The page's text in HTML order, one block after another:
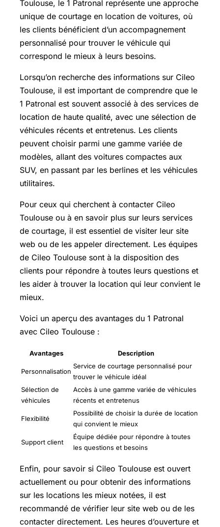
Toulouse, le 1 Patronal représente une approche
unique de courtage en location de voitures, où
les clients bénéficient d’un accompagnement
personnalisé pour trouver le véhicule qui
correspond le mieux à leurs besoins.
Lorsqu’on recherche des informations sur Cileo
Toulouse, il est important de comprendre que le
1 Patronal est souvent associé à des services de
location de haute qualité, avec une sélection de
véhicules récents et entretenus. Les clients
peuvent choisir parmi une gamme variée de
modèles, allant des voitures compactes aux
SUV, en passant par les berlines et les véhicules
utilitaires.
Pour ceux qui cherchent à contacter Cileo
Toulouse ou à en savoir plus sur leurs services
de courtage, il est essentiel de visiter leur site
web ou de les appeler directement. Les équipes
de Cileo Toulouse sont à la disposition des
clients pour répondre à toutes leurs questions et
les aider à trouver la location qui leur convient le
mieux.
Voici un aperçu des avantages du 1 Patronal
avec Cileo Toulouse :
Avantages Description
Personnalisation
Service de courtage personnalisé pour
trouver le véhicule idéal
Sélection de
véhicules
Accès à une gamme variée de véhicules
récents et entretenus
Flexibilité
Possibilité de choisir la durée de location
qui convient le mieux
Support client
Équipe dédiée pour répondre à toutes
les questions et besoins
Enfin, pour savoir si Cileo Toulouse est ouvert
actuellement ou pour obtenir des informations
sur les locations les mieux notées, il est
recommandé de vérifier leur site web ou de les
contacter directement. Les heures d’ouverture et